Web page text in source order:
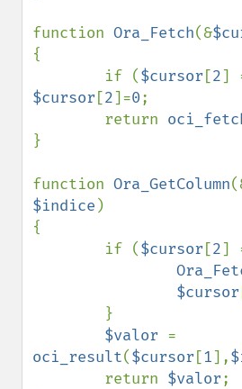
function Ora_Fetch(&
{
        if (
$cursor [2]
$cursor [2]=0;
        return
}
function Ora_GetColumn
$indice )
{
        if (
$cursor [2]
$cursor
$valor
oci_result($cursor [1],
        return
$valor;